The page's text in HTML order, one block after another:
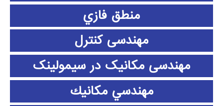
منطق فازي
مهندسی کنترل
مهندسی مکانیک در سیمولینک
مهندسي مكانيك